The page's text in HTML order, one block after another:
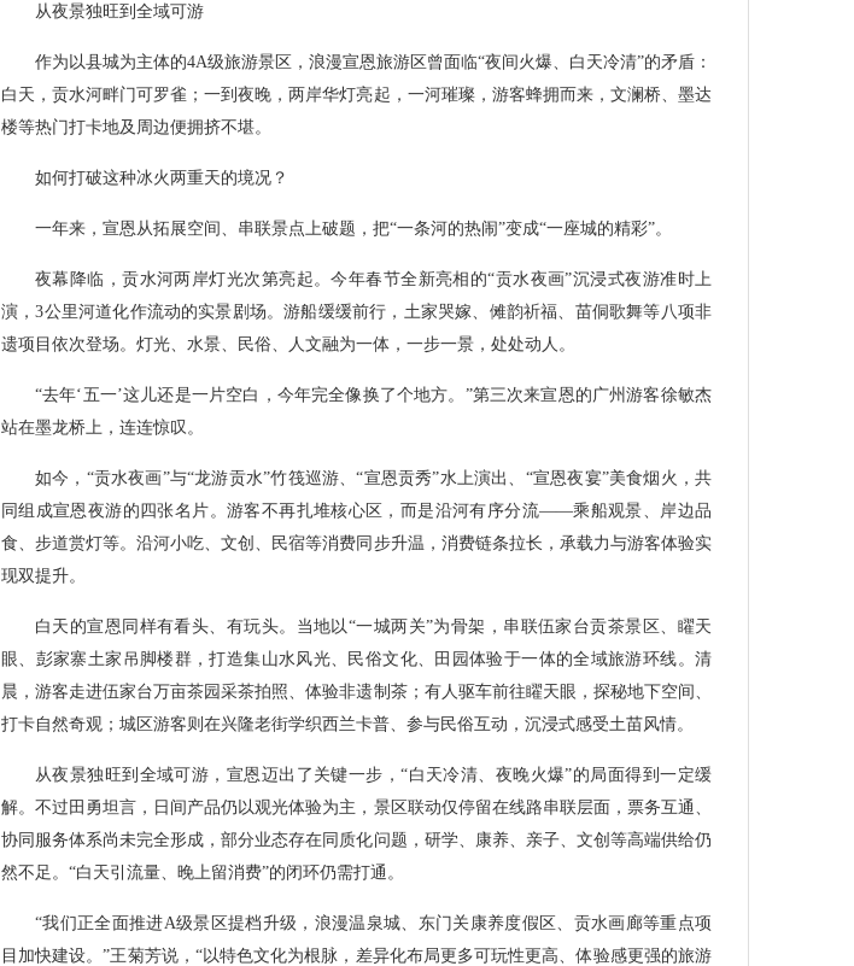
从夜景独旺到全域可游
作为以县城为主体的4A级旅游景区，浪漫宣恩旅游区曾面临“夜间火爆、白天冷清”的矛盾：
白天，贡水河畔门可罗雀；一到夜晚，两岸华灯亮起，一河璀璨，游客蜂拥而来，文澜桥、墨达
楼等热门打卡地及周边便拥挤不堪。
如何打破这种冰火两重天的境况？
一年来，宣恩从拓展空间、串联景点上破题，把“一条河的热闹”变成“一座城的精彩”。
夜幕降临，贡水河两岸灯光次第亮起。今年春节全新亮相的“贡水夜画”沉浸式夜游准时上
演，3公里河道化作流动的实景剧场。游船缓缓前行，土家哭嫁、傩韵祈福、苗侗歌舞等八项非
遗项目依次登场。灯光、水景、民俗、人文融为一体，一步一景，处处动人。
“去年‘五一’这儿还是一片空白，今年完全像换了个地方。”第三次来宣恩的广州游客徐敏杰
站在墨龙桥上，连连惊叹。
如今，“贡水夜画”与“龙游贡水”竹筏巡游、“宣恩贡秀”水上演出、“宣恩夜宴”美食烟火，共
同组成宣恩夜游的四张名片。游客不再扎堆核心区，而是沿河有序分流——乘船观景、岸边品
食、步道赏灯等。沿河小吃、文创、民宿等消费同步升温，消费链条拉长，承载力与游客体验实
现双提升。
白天的宣恩同样有看头、有玩头。当地以“一城两关”为骨架，串联伍家台贡茶景区、矅天
眼、彭家寨土家吊脚楼群，打造集山水风光、民俗文化、田园体验于一体的全域旅游环线。清
晨，游客走进伍家台万亩茶园采茶拍照、体验非遗制茶；有人驱车前往矅天眼，探秘地下空间、
打卡自然奇观；城区游客则在兴隆老街学织西兰卡普、参与民俗互动，沉浸式感受土苗风情。
从夜景独旺到全域可游，宣恩迈出了关键一步，“白天冷清、夜晚火爆”的局面得到一定缓
解。不过田勇坦言，日间产品仍以观光体验为主，景区联动仅停留在线路串联层面，票务互通、
协同服务体系尚未完全形成，部分业态存在同质化问题，研学、康养、亲子、文创等高端供给仍
然不足。“白天引流量、晚上留消费”的闭环仍需打通。
“我们正全面推进A级景区提档升级，浪漫温泉城、东门关康养度假区、贡水画廊等重点项
目加快建设。”王菊芳说，“以特色文化为根脉，差异化布局更多可玩性更高、体验感更强的旅游